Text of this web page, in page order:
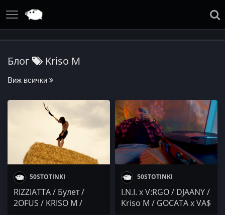
Блог Kriso M
Виж всички
50STOTINKI
RIZZIATTA / Булет /
2OFUS / KRISO M /
50STOTINKI
I.N.I. x V:RGO / DJAANY /
Kriso M / GOCATA x VA$